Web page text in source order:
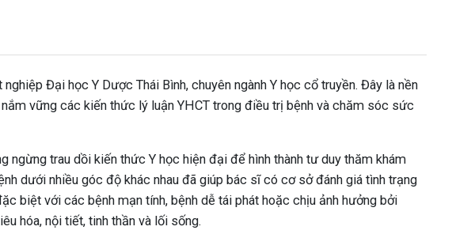
Đại học Y Dược Thái Bình, chuyên ngành Y học cổ truyền. Đây là nền
vững các kiến thức lý luận YHCT trong điều trị bệnh và chăm sóc sức
ngừng trau dồi kiến thức Y học hiện đại để hình thành tư duy thăm khám
dưới nhiều góc độ khác nhau đã giúp bác sĩ có cơ sở đánh giá tình trạng
biệt với các bệnh mạn tính, bệnh dễ tái phát hoặc chịu ảnh hưởng bởi
hóa, nội tiết, tinh thần và lối sống.